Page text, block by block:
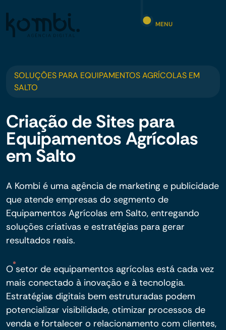
MENU
SOLUÇÕES PARA EQUIPAMENTOS AGRÍCOLAS EM
SALTO
Criação de Sites para
Equipamentos Agrícolas
em Salto
A Kombi é uma agência de marketing e publicidade
que atende empresas do segmento de
Equipamentos Agrícolas em Salto, entregando
soluções criativas e estratégias para gerar
resultados reais.
O setor de equipamentos agrícolas está cada vez
mais conectado à inovação e à tecnologia.
Estratégias digitais bem estruturadas podem
potencializar visibilidade, otimizar processos de
venda e fortalecer o relacionamento com clientes,